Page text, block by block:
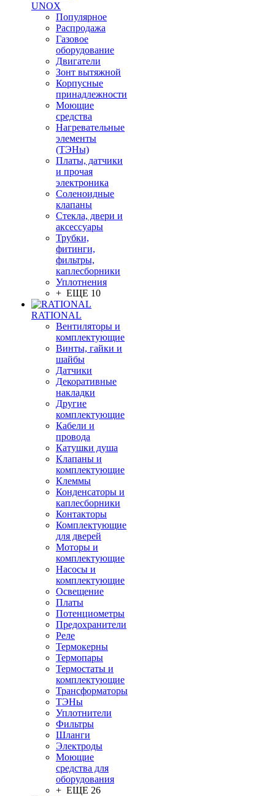
UNOX
Популярное
Распродажа
Газовое
оборудование
Двигатели
Зонт вытяжной
Корпусные
принадлежности
Моющие
средства
Нагревательные
элементы
(ТЭНы)
Платы, датчики
и прочая
электроника
Соленоидные
клапаны
Стекла, двери и
аксессуары
Трубки,
фитинги,
фильтры,
каплесборники
Уплотнения
+ ЕЩЕ 10
RATIONAL
Вентиляторы и
комплектующие
Винты, гайки и
шайбы
Датчики
Декоративные
накладки
Другие
комплектующие
Кабели и
провода
Катушки душа
Клапаны и
комплектующие
Клеммы
Конденсаторы и
каплесборники
Контакторы
Комплектующие
для дверей
Моторы и
комплектующие
Насосы и
комплектующие
Освещение
Платы
Потенциометры
Предохранители
Реле
Термокерны
Термопары
Термостаты и
комплектующие
Трансформаторы
ТЭНы
Уплотнители
Фильтры
Шланги
Электроды
Моющие
средства для
оборудования
+ ЕЩЕ 26